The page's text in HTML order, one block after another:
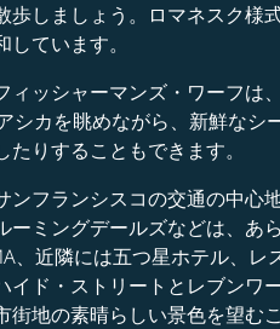
歩しましょう。ロマネスク
ています。
ィッシャーマンズ・ワーフは
シカを眺めながら、新鮮な
りすることもできます。
ンフランシスコの交通の中心
ーミングデールズなどは、あ
、近隣には五つ星ホテル、
イド・ストリートとレブン
地の素晴らしい景色を望む